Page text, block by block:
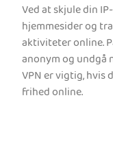
Ved at skjule din
hjemmesider og
aktiviteter online.
anonym og undgå
VPN er vigtig,
frihed online.